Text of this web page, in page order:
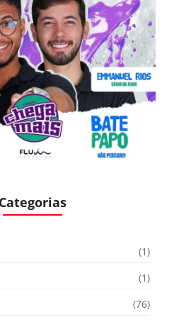
Categorias
(1)
(1)
(76)